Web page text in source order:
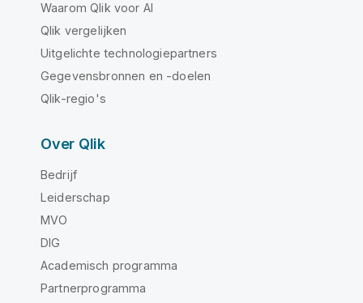
Waarom Qlik voor AI
Qlik vergelijken
Uitgelichte technologiepartners
Gegevensbronnen en -doelen
Qlik-regio's
Over Qlik
Bedrijf
Leiderschap
MVO
DIG
Academisch programma
Partnerprogramma